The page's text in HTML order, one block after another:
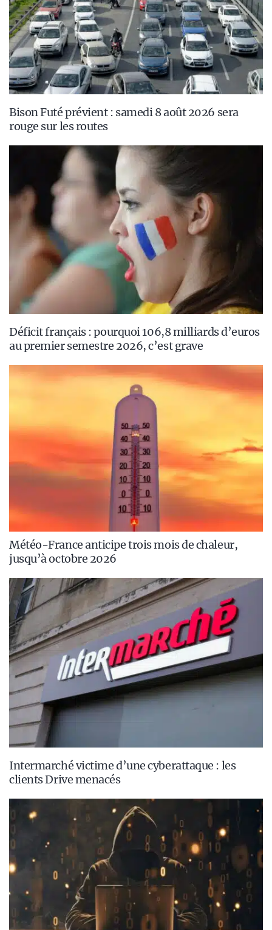
Bison Futé prévient : samedi 8 août 2026 sera
rouge sur les routes
Déficit français : pourquoi 106,8 milliards d’euros
au premier semestre 2026, c’est grave
Météo-France anticipe trois mois de chaleur,
jusqu’à octobre 2026
Intermarché victime d’une cyberattaque : les
clients Drive menacés